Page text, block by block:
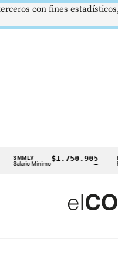
SMMLV
Salario Mínimo
$1.750.905
con fines